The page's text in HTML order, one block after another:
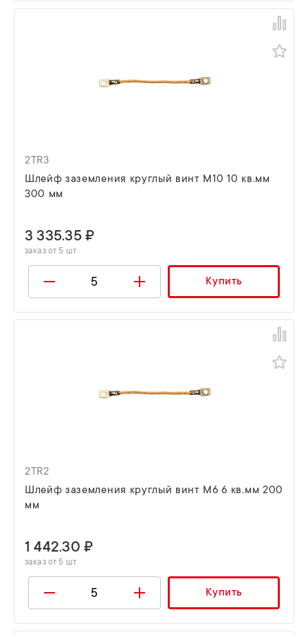
2TR3
Шлейф заземления круглый винт М10 10 кв.мм
300 мм
3 335.35 ₽
заказ от 5 шт
Купить
2TR2
Шлейф заземления круглый винт М6 6 кв.мм 200
мм
1 442.30 ₽
заказ от 5 шт
Купить